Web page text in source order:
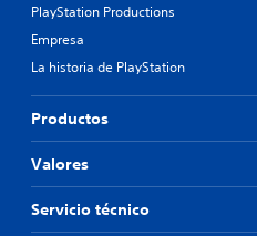
PlayStation Productions
Empresa
La historia de PlayStation
Productos
Valores
Servicio técnico